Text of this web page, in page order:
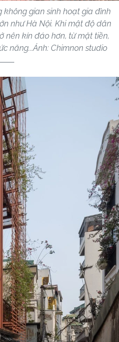
không gian sinh hoạt gia đình
như Hà Nội. Khi mật độ dân
nên kín đáo hơn, từ mặt tiền,
năng...Ảnh: Chimnon studio